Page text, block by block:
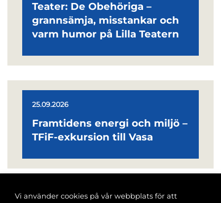
Teater: De Obehöriga –
grannsämja, misstankar och
varm humor på Lilla Teatern
25.09.2026
Framtidens energi och miljö –
TFiF-exkursion till Vasa
Vi använder cookies på vår webbplats för att